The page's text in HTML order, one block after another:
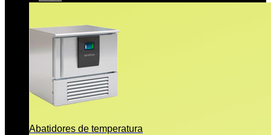
Abatidores de temperatura